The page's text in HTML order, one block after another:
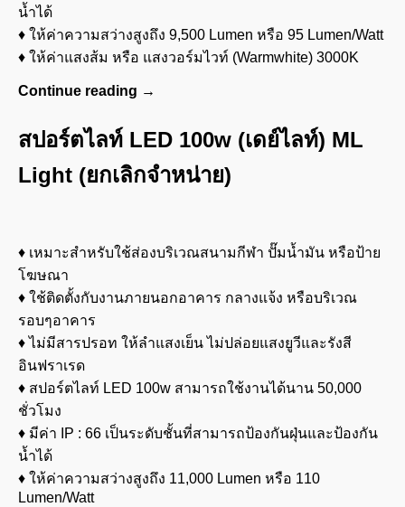
น้ำได้
♦ ให้ค่าความสว่างสูงถึง 9,500 Lumen หรือ 95 Lumen/Watt
♦ ให้ค่าแสงส้ม หรือ แสงวอร์มไวท์ (Warmwhite) 3000K
Continue reading →
สปอร์ตไลท์ LED 100w (เดย์ไลท์) ML
Light (ยกเลิกจำหน่าย)
♦ เหมาะสำหรับใช้ส่องบริเวณสนามกีฬา ปั๊มน้ำมัน หรือป้าย
โฆษณา
♦ ใช้ติดตั้งกับงานภายนอกอาคาร กลางแจ้ง หรือบริเวณ
รอบๆอาคาร
♦ ไม่มีสารปรอท ให้ลำแสงเย็น ไม่ปล่อยแสงยูวีและรังสี
อินฟราเรด
♦ สปอร์ตไลท์ LED 100w สามารถใช้งานได้นาน 50,000
ชั่วโมง
♦ มีค่า IP : 66 เป็นระดับชั้นที่สามารถป้องกันฝุ่นและป้องกัน
น้ำได้
♦ ให้ค่าความสว่างสูงถึง 11,000 Lumen หรือ 110
Lumen/Watt